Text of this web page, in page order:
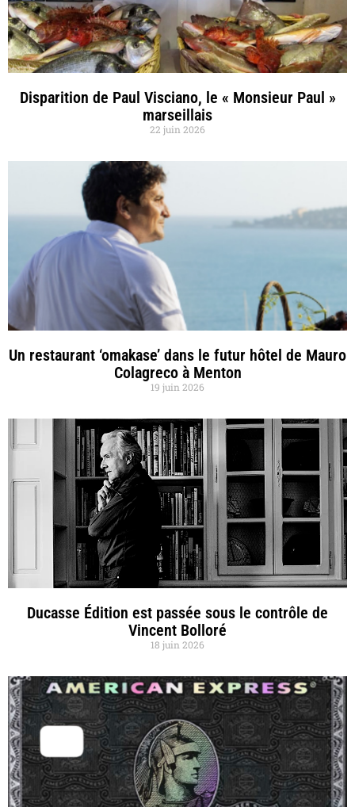
Disparition de Paul Visciano, le « Monsieur Paul »
marseillais
22 juin 2026
Un restaurant ‘omakase’ dans le futur hôtel de Mauro
Colagreco à Menton
19 juin 2026
Ducasse Édition est passée sous le contrôle de
Vincent Bolloré
18 juin 2026